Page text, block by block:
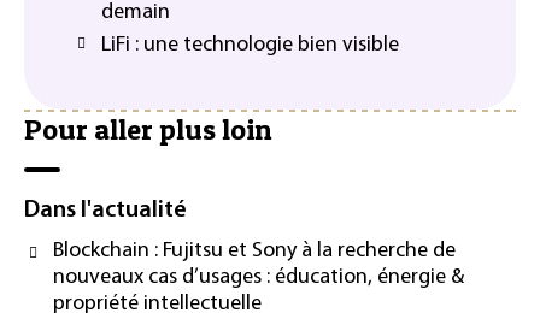
demain
LiFi : une technologie bien visible
Pour aller plus loin
Dans l'actualité
Blockchain : Fujitsu et Sony à la recherche de
nouveaux cas d’usages : éducation, énergie &
propriété intellectuelle